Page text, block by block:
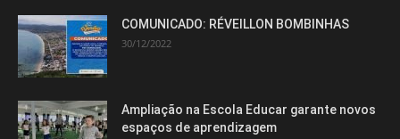
COMUNICADO: RÉVEILLON BOMBINHAS
30/12/2022
Ampliação na Escola Educar garante novos
espaços de aprendizagem